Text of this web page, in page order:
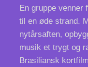
En gruppe venner
til en øde strand.
nytårsaften,
musik et trygt og
Brasiliansk